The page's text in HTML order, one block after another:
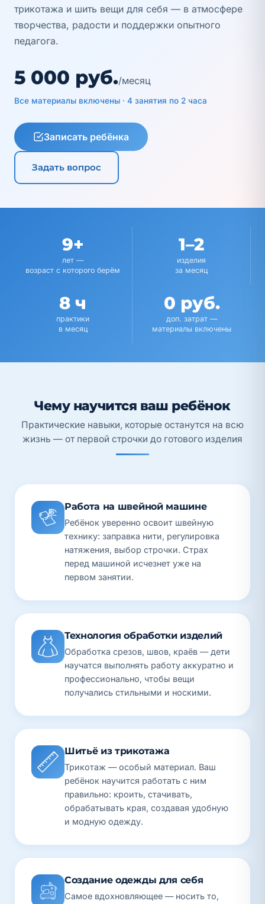
трикотажа и шить вещи для себя — в атмосфере
творчества, радости и поддержки опытного
педагога.
5 000 руб./месяц
Все материалы включены · 4 занятия по 2 часа
Записать ребёнка
Задать вопрос
9+
лет —
возраст с которого берём
1–2
изделия
за месяц
8 ч
практики
в месяц
0 руб.
доп. затрат —
материалы включены
Чему научится ваш ребёнок
Практические навыки, которые останутся на всю
жизнь — от первой строчки до готового изделия
Работа на швейной машине
Ребёнок уверенно освоит швейную
технику: заправка нити, регулировка
натяжения, выбор строчки. Страх
перед машиной исчезнет уже на
первом занятии.
Технология обработки изделий
Обработка срезов, швов, краёв — дети
научатся выполнять работу аккуратно и
профессионально, чтобы вещи
получались стильными и носкими.
Шитьё из трикотажа
Трикотаж — особый материал. Ваш
ребёнок научится работать с ним
правильно: кроить, стачивать,
обрабатывать края, создавая удобную
и модную одежду.
Создание одежды для себя
Самое вдохновляющее — носить то,